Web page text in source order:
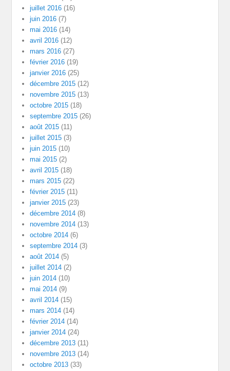
juillet 2016 (16)
juin 2016 (7)
mai 2016 (14)
avril 2016 (12)
mars 2016 (27)
février 2016 (19)
janvier 2016 (25)
décembre 2015 (12)
novembre 2015 (13)
octobre 2015 (18)
septembre 2015 (26)
août 2015 (11)
juillet 2015 (3)
juin 2015 (10)
mai 2015 (2)
avril 2015 (18)
mars 2015 (22)
février 2015 (11)
janvier 2015 (23)
décembre 2014 (8)
novembre 2014 (13)
octobre 2014 (6)
septembre 2014 (3)
août 2014 (5)
juillet 2014 (2)
juin 2014 (10)
mai 2014 (9)
avril 2014 (15)
mars 2014 (14)
février 2014 (14)
janvier 2014 (24)
décembre 2013 (11)
novembre 2013 (14)
octobre 2013 (33)